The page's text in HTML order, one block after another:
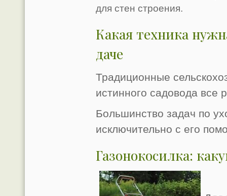
для стен строения.
Какая техника
даче
Традиционные
истинного садовода все
Большинство задач по
исключительно с его
Газонокосилка: